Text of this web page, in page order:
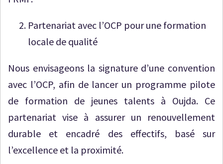
Partenariat avec l’OCP pour une formation
locale de qualité
Nous envisageons la signature d’une convention
avec l’OCP, afin de lancer un programme pilote
de formation de jeunes talents à Oujda. Ce
partenariat vise à assurer un renouvellement
durable et encadré des effectifs, basé sur
l’excellence et la proximité.